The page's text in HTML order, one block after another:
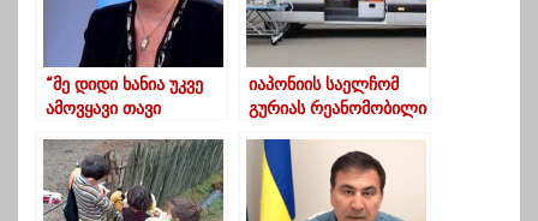
“მე დიდი ხანია უკვე
ამოვყავი თავი
იაპონიის საელჩომ
გურიას რეანომობილი